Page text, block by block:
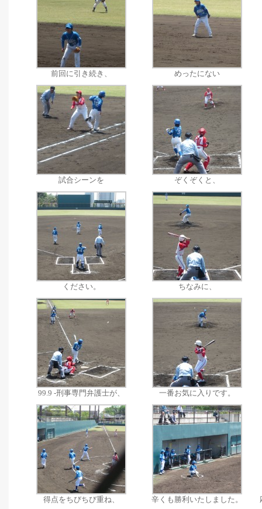
前回に引き続き、 めったにない
試合シーンを ぞくぞくと、
ください。 ちなみに、
99.9 -刑事専門弁護士が、 一番お気に入りです。
得点をちびちび重ね、 辛くも勝利いたしました。